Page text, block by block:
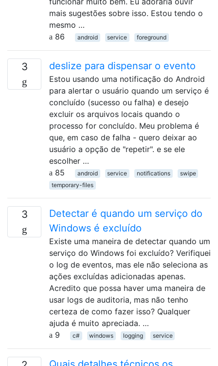
mais sugestões sobre isso. Estou tendo o
mesmo …
86
android service foreground
3 deslize para dispensar o evento
Estou usando uma notificação do Android
para alertar o usuário quando um serviço é
concluído (sucesso ou falha) e desejo
excluir os arquivos locais quando o
processo for concluído. Meu problema é
que, em caso de falha - quero deixar ao
usuário a opção de "repetir". e se ele
escolher …
85
android service notifications
swipe
temporary-files
3
Detectar é quando um serviço do
Windows é excluído
Existe uma maneira de detectar quando um
serviço do Windows foi excluído? Verifiquei
o log de eventos, mas ele não seleciona as
ações excluídas adicionadas apenas.
Acredito que possa haver uma maneira de
usar logs de auditoria, mas não tenho
certeza de como fazer isso? Qualquer
ajuda é muito apreciada. …
9
c# windows logging service